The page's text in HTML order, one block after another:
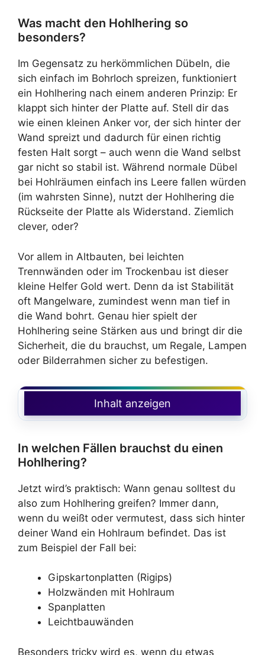
Was macht den Hohlhering so
besonders?
Im Gegensatz zu herkömmlichen Dübeln, die
sich einfach im Bohrloch spreizen, funktioniert
ein Hohlhering nach einem anderen Prinzip: Er
klappt sich hinter der Platte auf. Stell dir das
wie einen kleinen Anker vor, der sich hinter der
Wand spreizt und dadurch für einen richtig
festen Halt sorgt – auch wenn die Wand selbst
gar nicht so stabil ist. Während normale Dübel
bei Hohlräumen einfach ins Leere fallen würden
(im wahrsten Sinne), nutzt der Hohlhering die
Rückseite der Platte als Widerstand. Ziemlich
clever, oder?
Vor allem in Altbauten, bei leichten
Trennwänden oder im Trockenbau ist dieser
kleine Helfer Gold wert. Denn da ist Stabilität
oft Mangelware, zumindest wenn man tief in
die Wand bohrt. Genau hier spielt der
Hohlhering seine Stärken aus und bringt dir die
Sicherheit, die du brauchst, um Regale, Lampen
oder Bilderrahmen sicher zu befestigen.
Inhalt anzeigen
In welchen Fällen brauchst du einen
Hohlhering?
Jetzt wird’s praktisch: Wann genau solltest du
also zum Hohlhering greifen? Immer dann,
wenn du weißt oder vermutest, dass sich hinter
deiner Wand ein Hohlraum befindet. Das ist
zum Beispiel der Fall bei:
Gipskartonplatten (Rigips)
Holzwänden mit Hohlraum
Spanplatten
Leichtbauwänden
Besonders tricky wird es, wenn du etwas